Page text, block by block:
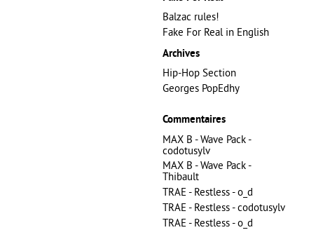
Balzac rules!
Fake For Real in English
Archives
Hip-Hop Section
Georges PopEdhy
Commentaires
MAX B - Wave Pack -
codotusylv
MAX B - Wave Pack -
Thibault
TRAE - Restless - o_d
TRAE - Restless - codotusylv
TRAE - Restless - o_d